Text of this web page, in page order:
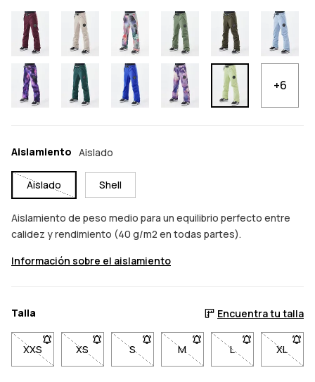
+6
Aislamiento Aislado
Aislado Shell
Aislamiento de peso medio para un equilibrio perfecto entre
calidez y rendimiento (40 g/m2 en todas partes).
Información sobre el aislamiento
Talla Encuentra tu talla
XXS- Talla XXS no disponible. Haz clic para ser notificado
XS- Talla XS no disponible. Haz clic para ser
S- Talla S no disponible. Haz clic para
M- Talla M no disponible.
L- Talla L no
XL- Talla